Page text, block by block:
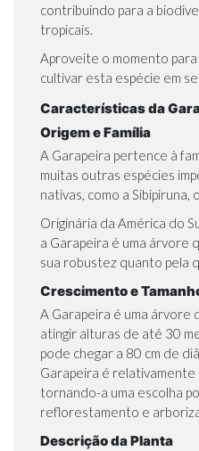
contribuindo para a
tropicais.
Aproveite o momento
cultivar esta espécie em
Características da
Origem e Família
A Garapeira pertence à
muitas outras espécies
nativas, como a Sibipiruna, o
Originária da América do
a Garapeira é uma árvore
sua robustez quanto pela
Crescimento e
A Garapeira é uma árvore
atingir alturas de até 30
pode chegar a 80 cm de
Garapeira é relativamente
tornando-a uma escolha
reflorestamento e
Descrição da Planta